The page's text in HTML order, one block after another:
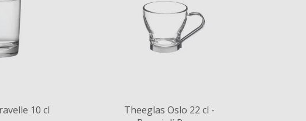
10 cl
Theeglas Oslo 22 cl -